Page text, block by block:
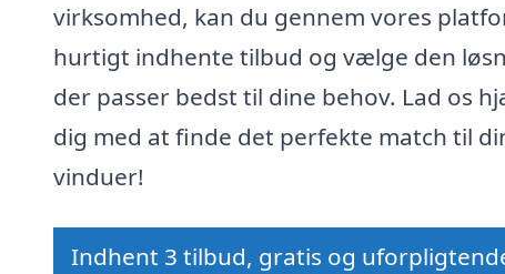
virksomhed, kan du gennem vores
hurtigt indhente tilbud og vælge den
der passer bedst til dine behov. Lad os
dig med at finde det perfekte match til
vinduer!
Indhent 3 tilbud, gratis og